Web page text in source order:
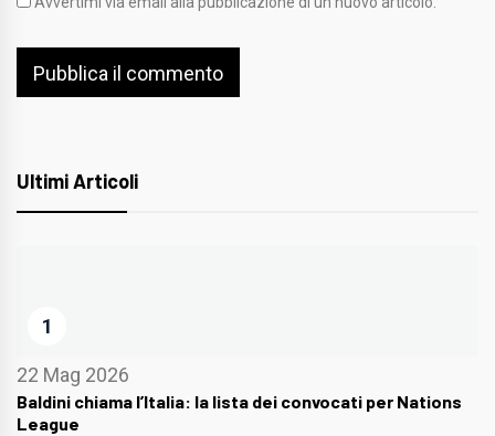
Ultimi Articoli
1
22 Mag 2026
Baldini chiama l’Italia: la lista dei convocati per Nations
League